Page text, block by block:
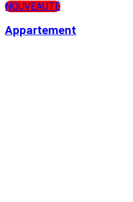
NOUVEAUTÉ
Appartement